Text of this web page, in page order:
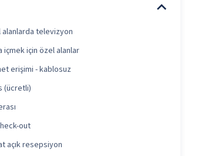
alanlarda televizyon
içmek için özel alanlar
erişimi - kablosuz
(ücretli)
out
açık resepsiyon